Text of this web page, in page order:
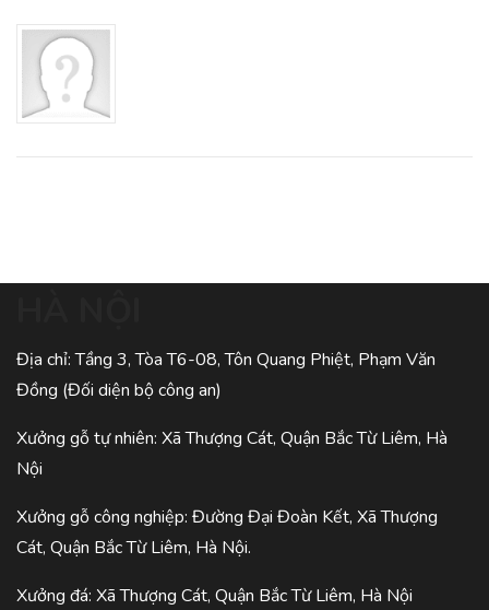
Địa chỉ: Tầng 3, Tòa T6-08, Tôn Quang Phiệt, Phạm Văn
Đồng (Đối diện bộ công an)
Xưởng gỗ tự nhiên: Xã Thượng Cát, Quận Bắc Từ Liêm, Hà
Nội
Xưởng gỗ công nghiệp: Đường Đại Đoàn Kết, Xã Thượng
Cát, Quận Bắc Từ Liêm, Hà Nội.
Xưởng đá: Xã Thượng Cát, Quận Bắc Từ Liêm, Hà Nội